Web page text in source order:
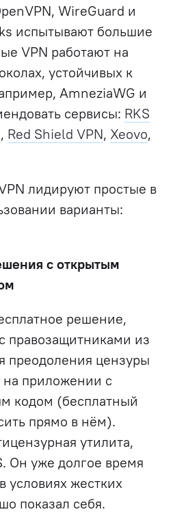
WireGuard и
испытывают большие
VPN работают на
устойчивых к
AmneziaWG и
сервисы: RKS
, Red Shield VPN, Xeovo,
лидируют простые в
варианты:
c открытым
решение,
правозащитниками из
преодоления цензуры
на приложении с
кодом (бесплатный
прямо в нём).
утилита,
Он уже долгое время
условиях жестких
показал себя.